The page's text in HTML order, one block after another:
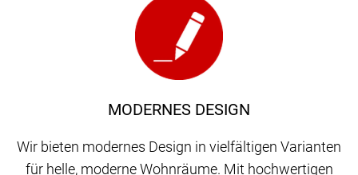
MODERNES DESIGN
Wir bieten modernes Design in vielfältigen Varianten
für helle, moderne Wohnräume. Mit hochwertigen